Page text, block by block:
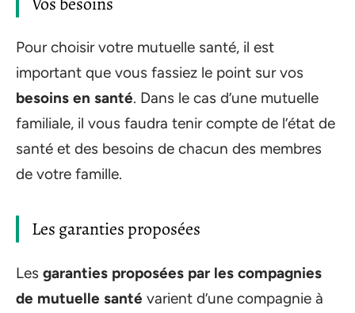
Pour choisir votre mutuelle santé, il est
important que vous fassiez le point sur vos
besoins en santé. Dans le cas d’une mutuelle
familiale, il vous faudra tenir compte de l’état de
santé et des besoins de chacun des membres
de votre famille.
Les garanties proposées
Les garanties proposées par les compagnies
de mutuelle santé varient d’une compagnie à